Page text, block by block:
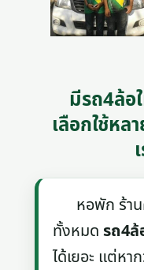
มีรถ4ล้อ
เลือกใช้หล
หอพัก ร้านค้
ทั้งหมดรถ4
ได้เยอะ แต่หา